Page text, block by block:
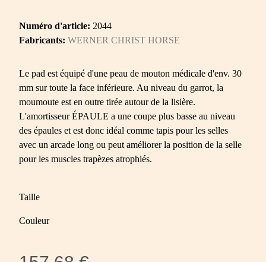
Numéro d'article: 2044
Fabricants: WERNER CHRIST HORSE
Le pad est équipé d'une peau de mouton médicale d'env. 30
mm sur toute la face inférieure. Au niveau du garrot, la
moumoute est en outre tirée autour de la lisière.
L'amortisseur ÉPAULE a une coupe plus basse au niveau
des épaules et est donc idéal comme tapis pour les selles
avec un arcade long ou peut améliorer la position de la selle
pour les muscles trapèzes atrophiés.
Taille
Couleur